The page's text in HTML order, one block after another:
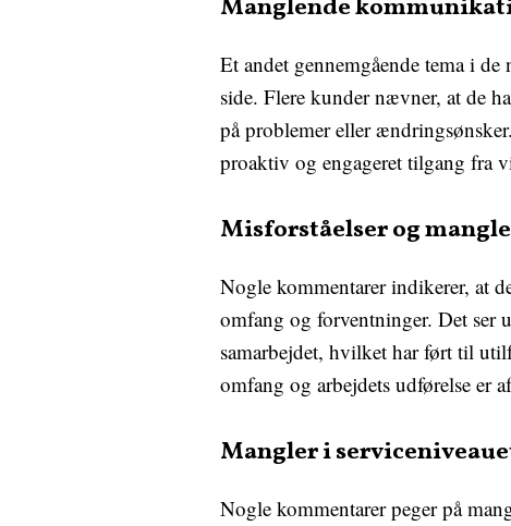
Manglende
Et andet gennemgående tema i
side. Flere kunder nævner, at de
på problemer eller
proaktiv og engageret tilgang fra
Misforståelser og
Nogle kommentarer indikerer, at
omfang og forventninger. Det ser
samarbejdet, hvilket har ført til
omfang og arbejdets udførelse er
Mangler i
Nogle kommentarer peger på